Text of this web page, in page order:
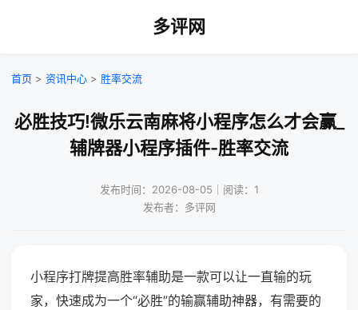
多评网
首页 > 资讯中心 > 胜率交流
必胜技巧!微乐云南麻将小程序怎么才会赢_
辅牌器小程序插件-胜率交流
发布时间：2026-08-05｜阅读：1
发布者：多评网
小程序打牌提高胜率辅助是一款可以让一直输的玩
家，快速成为一个“必胜”的输赢辅助神器，有需要的